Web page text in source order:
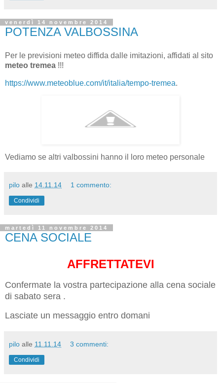
venerdì 14 novembre 2014
POTENZA VALBOSSINA
Per le previsioni meteo diffida dalle imitazioni, affidati al sito
meteo tremea !!!
https://www.meteoblue.com/it/italia/tempo-tremea.
Vediamo se altri valbossini hanno il loro meteo personale
pilo alle 14.11.14 1 commento:
Condividi
martedì 11 novembre 2014
CENA SOCIALE
AFFRETTATEVI
Confermate la vostra partecipazione alla cena sociale
di sabato sera .
Lasciate un messaggio entro domani
pilo alle 11.11.14 3 commenti:
Condividi